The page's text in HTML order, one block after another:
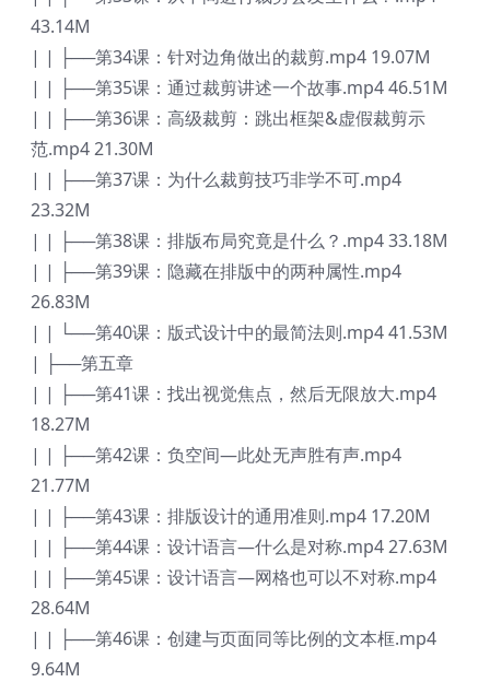
43.14M
| | ├──第34课：针对边角做出的裁剪.mp4 19.07M
| | ├──第35课：通过裁剪讲述一个故事.mp4 46.51M
| | ├──第36课：高级裁剪：跳出框架&虚假裁剪示
范.mp4 21.30M
| | ├──第37课：为什么裁剪技巧非学不可.mp4
23.32M
| | ├──第38课：排版布局究竟是什么？.mp4 33.18M
| | ├──第39课：隐藏在排版中的两种属性.mp4
26.83M
| | └──第40课：版式设计中的最简法则.mp4 41.53M
| ├──第五章
| | ├──第41课：找出视觉焦点，然后无限放大.mp4
18.27M
| | ├──第42课：负空间—此处无声胜有声.mp4
21.77M
| | ├──第43课：排版设计的通用准则.mp4 17.20M
| | ├──第44课：设计语言—什么是对称.mp4 27.63M
| | ├──第45课：设计语言—网格也可以不对称.mp4
28.64M
| | ├──第46课：创建与页面同等比例的文本框.mp4
9.64M